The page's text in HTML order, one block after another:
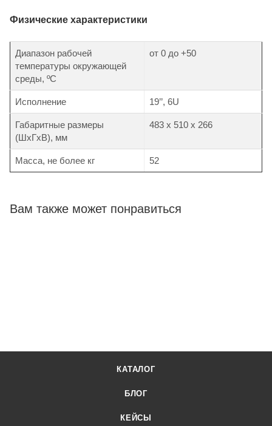
Физические характеристики
Диапазон рабочей
температуры окружающей
среды, ºС
от 0 до +50
Исполнение 19’’, 6U
Габаритные размеры
(ШхГхВ), мм
483 х 510 х 266
Масса, не более кг 52
Вам также может понравиться
КАТАЛОГ
БЛОГ
КЕЙСЫ